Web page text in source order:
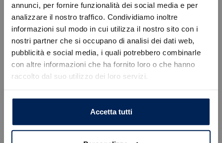
annunci, per fornire funzionalità dei social media e per
analizzare il nostro traffico. Condividiamo inoltre
informazioni sul modo in cui utilizza il nostro sito con i
nostri partner che si occupano di analisi dei dati web,
pubblicità e social media, i quali potrebbero combinarle
con altre informazioni che ha fornito loro o che hanno
raccolto dal suo utilizzo dei loro servizi.
Accetta tutti
Junior, dove l'eleganza incontra l'innovazione e l'attenzione
ai dettagli che contraddistingue Alfa Romeo. La sua agilità
Errore
Caricamento veicoli non riuscito